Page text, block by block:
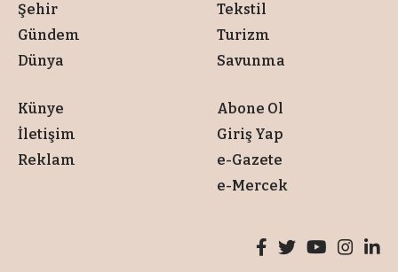
Şehir
Gündem
Dünya
Tekstil
Turizm
Savunma
Künye
İletişim
Reklam
Abone Ol
Giriş Yap
e-Gazete
e-Mercek